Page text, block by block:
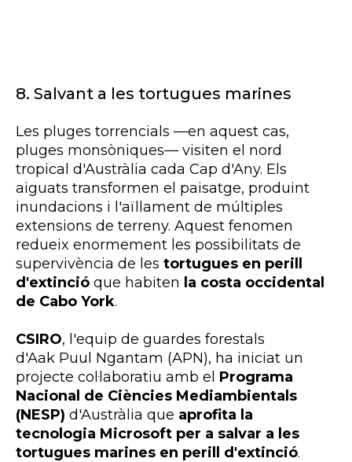
8. Salvant a les tortugues marines
Les pluges torrencials —en aquest cas,
pluges monsòniques— visiten el nord
tropical d'Austràlia cada Cap d'Any. Els
aiguats transformen el paisatge, produint
inundacions i l'aïllament de múltiples
extensions de terreny. Aquest fenomen
redueix enormement les possibilitats de
supervivència de les tortugues en perill
d'extinció que habiten la costa occidental
de Cabo York.
CSIRO, l'equip de guardes forestals
d'Aak Puul Ngantam (APN), ha iniciat un
projecte col·laboratiu amb el Programa
Nacional de Ciències Mediambientals
(NESP) d'Austràlia que aprofita la
tecnologia Microsoft per a salvar a les
tortugues marines en perill d'extinció.